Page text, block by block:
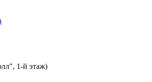
1-й этаж)